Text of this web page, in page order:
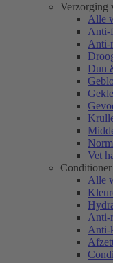
Verzorging
Alle
Anti-
Anti-
Dun
Vet
Alle
Anti-
Anti-